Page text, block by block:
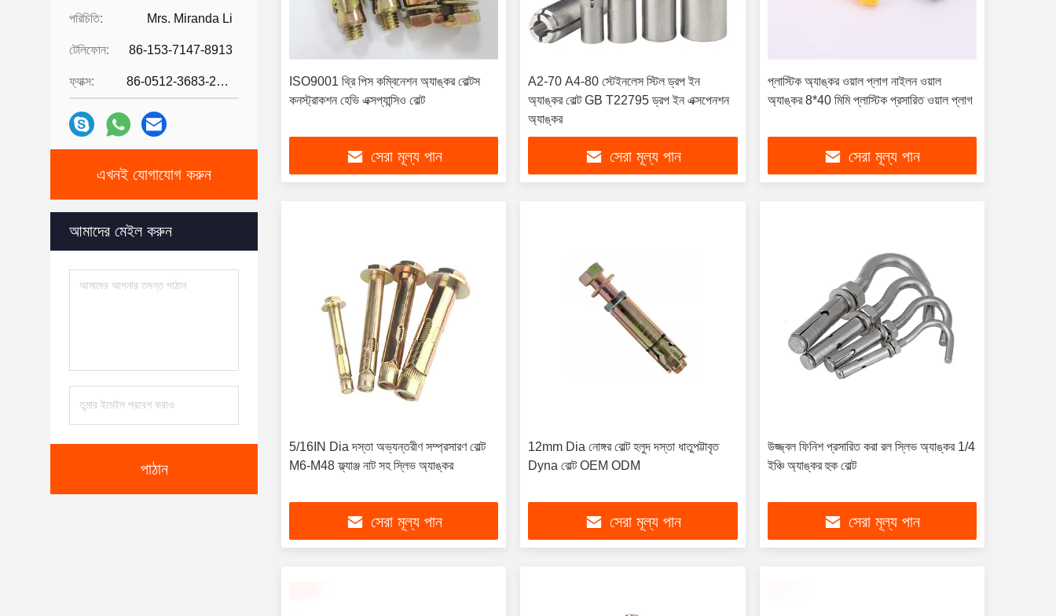
পরিচিতি: Mrs. Miranda Li
টেলিফোন: 86-153-7147-8913
ফ্যাক্স: 86-0512-3683-2631
এখনই যোগাযোগ করুন
আমাদের মেইল ​​করুন
পাঠান
ISO9001 থ্রি পিস কম্বিনেশন অ্যাঙ্কর বোল্টস
কনস্ট্রাকশন হেভি এক্সপ্যান্সিও বোল্ট
সেরা মূল্য পান
A2-70 A4-80 স্টেইনলেস স্টিল ড্রপ ইন
অ্যাঙ্কর বোল্ট GB T22795 ড্রপ ইন এক্সপেনশন
অ্যাঙ্কর
সেরা মূল্য পান
প্লাস্টিক অ্যাঙ্কর ওয়াল প্লাগ নাইলন ওয়াল
অ্যাঙ্কর 8*40 মিমি প্লাস্টিক প্রসারিত ওয়াল প্লাগ
সেরা মূল্য পান
5/16IN Dia দস্তা অভ্যন্তরীণ সম্প্রসারণ বোল্ট
M6-M48 ফ্ল্যাঞ্জ নাট সহ স্লিভ অ্যাঙ্কর
সেরা মূল্য পান
12mm Dia নোঙ্গর বোল্ট হলুদ দস্তা ধাতুপট্টাবৃত
Dyna বোল্ট OEM ODM
সেরা মূল্য পান
উজ্জ্বল ফিনিশ প্রসারিত করা রল স্লিভ অ্যাঙ্কর 1/4
ইঞ্চি অ্যাঙ্কর হুক বোল্ট
সেরা মূল্য পান